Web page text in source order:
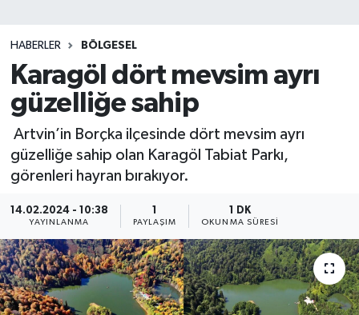
HABERLER BÖLGESEL
Karagöl dört mevsim ayrı
güzelliğe sahip
Artvin’in Borçka ilçesinde dört mevsim ayrı
güzelliğe sahip olan Karagöl Tabiat Parkı,
görenleri hayran bırakıyor.
14.02.2024 - 10:38
YAYINLANMA PAYLAŞIM
1 DK
OKUNMA SÜRESI
Teknoloji
TRABZON
TRABZONSPOR